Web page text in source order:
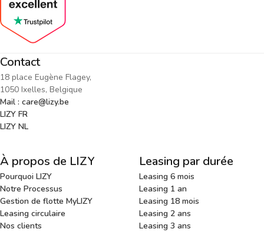
Contact
18 place Eugène Flagey,
1050 Ixelles, Belgique
Mail : care@lizy.be
LIZY FR
LIZY NL
À propos de LIZY
Pourquoi LIZY
Notre Processus
Gestion de flotte MyLIZY
Leasing circulaire
Nos clients
Leasing par durée
Leasing 6 mois
Leasing 1 an
Leasing 18 mois
Leasing 2 ans
Leasing 3 ans